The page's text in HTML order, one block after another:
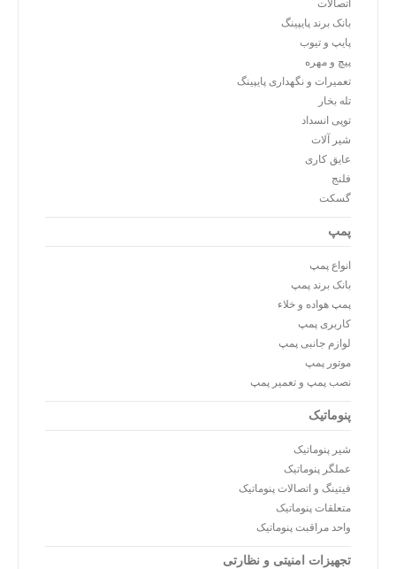
اتصالات
بانک برند پایپینگ
پایپ و تیوب
پیچ و مهره
تعمیرات و نگهداری پایپینگ
تله بخار
توپی انسداد
شیر آلات
عایق کاری
فلنج
گسکت
پمپ
انواع پمپ
بانک برند پمپ
پمپ هواده و خلاء
کاربری پمپ
لوازم جانبی پمپ
موتور پمپ
نصب پمپ و تعمیر پمپ
پنوماتیک
شیر پنوماتیک
عملگر پنوماتیک
فیتینگ و اتصالات پنوماتیک
متعلقات پنوماتیک
واحد مراقبت پنوماتیک
تجهیزات امنیتی و نظارتی